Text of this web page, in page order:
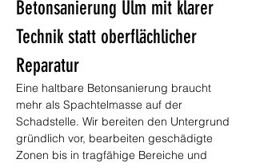
Betonsanierung Ulm mit klarer
Technik statt oberflächlicher
Reparatur
Eine haltbare Betonsanierung braucht
mehr als Spachtelmasse auf der
Schadstelle. Wir bereiten den Untergrund
gründlich vor, bearbeiten geschädigte
Zonen bis in tragfähige Bereiche und